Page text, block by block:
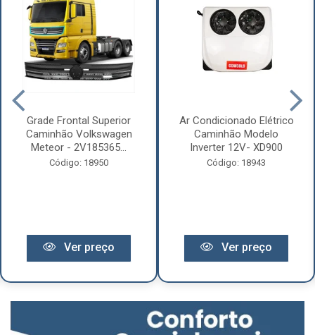
Grade Frontal Superior
Caminhão Volkswagen
Meteor - 2V185365...
Código: 18950
Ver preço
Ar Condicionado Elétrico
Caminhão Modelo
Inverter 12V- XD900
Código: 18943
Ver preço